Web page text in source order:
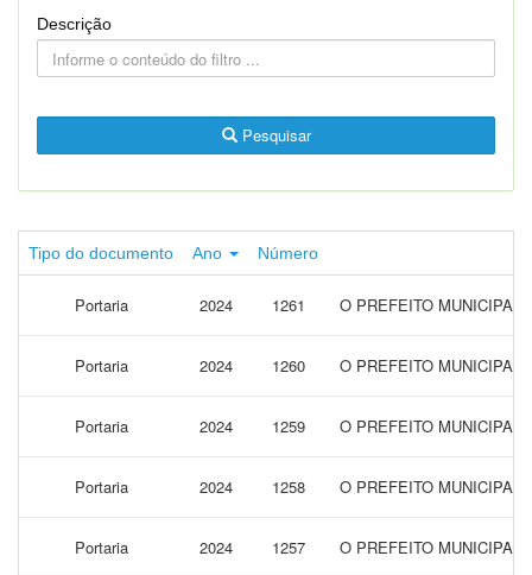
Descrição
Pesquisar
Tipo do documento Ano Número
Portaria 2024 1261 O PREFEITO MUNICIPAL
Portaria 2024 1260 O PREFEITO MUNICIPAL
Portaria 2024 1259 O PREFEITO MUNICIPAL
Portaria 2024 1258 O PREFEITO MUNICIPAL
Portaria 2024 1257 O PREFEITO MUNICIPAL